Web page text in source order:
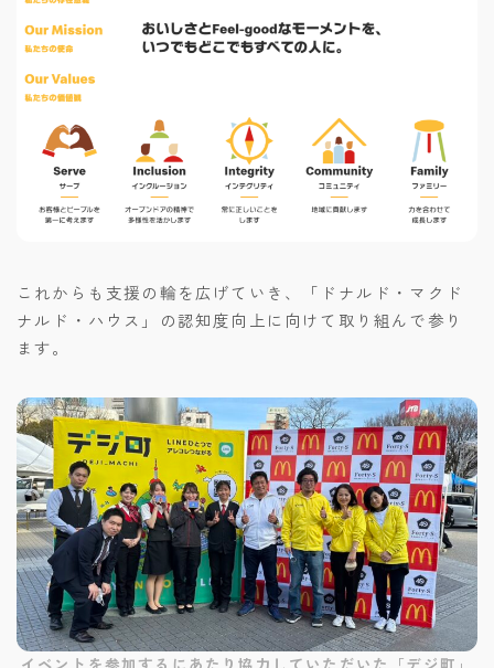
これからも支援の輪を広げていき、「ドナルド・マクド
ナルド・ハウス」の認知度向上に向けて取り組んで参り
ます。
イベントを参加するにあたり協力していただいた「デジ町」